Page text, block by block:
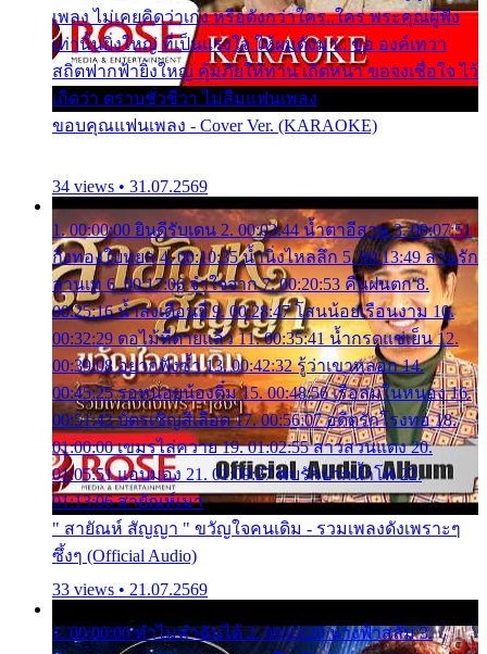
เพลง ไม่เคยคิดว่าเก่ง หรือดังกว่าใคร..ใคร พระคุณผู้ฟัง
เท่านั้นยิ่งใหญ่ ที่เป็นแรงใจ ให้ผมดังมา.. ขอ องค์เทวา
สถิตฟากฟ้ายิ่งใหญ่ คุ้มภัยให้ท่าน เถิดหนา ขอจงเชื่อใจ ไว้
เถิดว่า ตราบชั่วชีวา ไม่ลืมแฟนเพลง
ขอบคุณแฟนเพลง - Cover Ver. (KARAOKE)
34 views • 31.07.2569
1. 00:00:00 ยินดีรับเดน 2. 00:03:44 น้ำตาอีสาน 3. 00:07:51
กิ่งทองใบหยก 4. 00:10:35 น้ำนิ่งไหลลึก 5. 00:13:49 ลานรัก
ลานเท 6. 00:17:06 จำใจจาก 7. 00:20:53 คืนฝนตก 8.
00:25:16 น้ำลงเดือนยี่ 9. 00:28:47 โสนน้อยเรือนงาม 10.
00:32:29 ตอไม้ที่ตายแล้ว 11. 00:35:41 น้ำกรดแช่เย็น 12.
00:39:08 อยากฟังซ้ำ 13. 00:42:32 รู้ว่าเขาหลอก 14.
00:45:25 รอหน่อยน้องติ๋ม 15. 00:48:56 เรือล่มในหนอง 16.
00:51:43 บัตรเชิญสีเลือด 17. 00:56:07 อดีตรักโรงทอ 18.
01:00:00 เขมรไล่ควาย 19. 01:02:55 สาวสวนแตง 20.
01:05:51 แอบมอง 21. 01:09:27 พบรักปากน้ำโพ 22.
01:13:06 สายัณห์เมา
" สายัณห์ สัญญา " ขวัญใจคนเดิม - รวมเพลงดังเพราะๆ
ซึ้งๆ (Official Audio)
33 views • 21.07.2569
1. 00:00:00 ทำไมทำฉันได้ 2. 00:03:20 นางฟ้าสลัม 3.